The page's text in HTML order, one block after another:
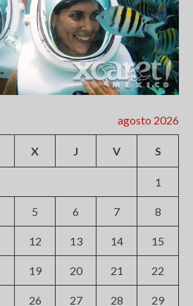
agosto 2026
X J V S
1
5 6 7 8
12 13 14 15
19 20 21 22
26 27 28 29